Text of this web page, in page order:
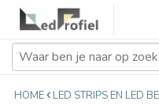
IP68
koppelstuk
COB
12mm
€3,89
HOME LED STRIPS EN LED